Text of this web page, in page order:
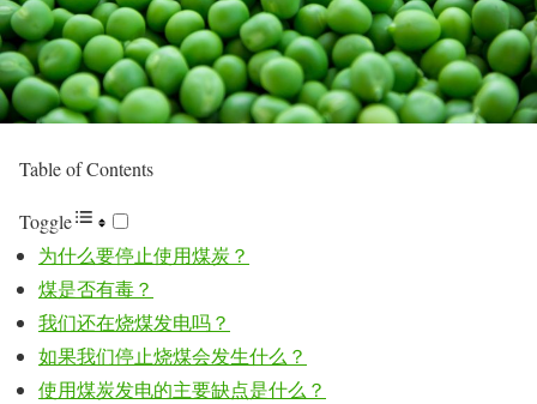
Table of Contents
Toggle
为什么要停止使用煤炭？
煤是否有毒？
我们还在烧煤发电吗？
如果我们停止烧煤会发生什么？
使用煤炭发电的主要缺点是什么？